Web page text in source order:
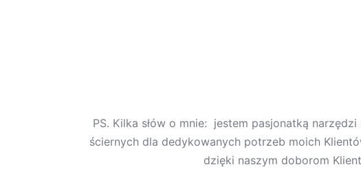
PS. Kilka słów o mnie: jestem pasjonatką
ściernych dla dedykowanych potrzeb moich
dzięki naszym doborom